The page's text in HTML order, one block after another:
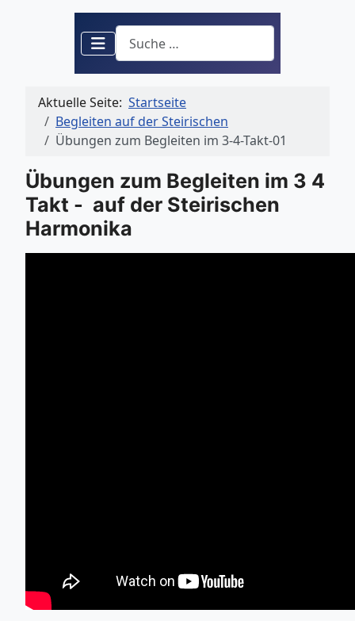
Suchen
Aktuelle Seite: Startseite
Begleiten auf der Steirischen
Übungen zum Begleiten im 3-4-Takt-01
Übungen zum Begleiten im 3 4
Takt - auf der Steirischen
Harmonika